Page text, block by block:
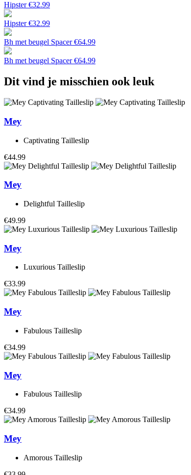
Hipster €32.99
Hipster €32.99
Bh met beugel Spacer €64.99
Bh met beugel Spacer €64.99
Dit vind je misschien ook leuk
Mey
Captivating Tailleslip
€44.99
Mey
Delightful Tailleslip
€49.99
Mey
Luxurious Tailleslip
€33.99
Mey
Fabulous Tailleslip
€34.99
Mey
Fabulous Tailleslip
€34.99
Mey
Amorous Tailleslip